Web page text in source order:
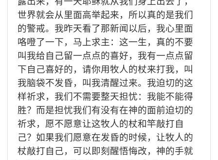
世界就会从里面高举起来，所以真的是我们
的警戒。我昨天看了那新闻以后，我心里面
咯噔了一下，马上求主：这一生，真的不要
叫我给自己留一点点的喜好，我有一点点留
下自己喜好的，请你用牧人的杖来打我，叫
我脑袋不发昏，叫我清醒过来。我迫切的这
样祈求，我们不需要整天担忧：我能不能得
胜？而是担忧我们有没有在神的面前迫切的
祈求，愿不愿意让这牧人的杖和竿敲打自
己？如果我们愿意在发昏的时候，让牧人的
杖敲打自己，可以即刻醒悟悔改，神的手就